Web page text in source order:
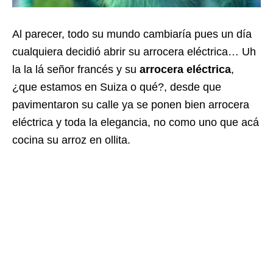
Al parecer, todo su mundo cambiaría pues un día
cualquiera decidió abrir su arrocera eléctrica… Uh
la la lá señor francés y su arrocera eléctrica,
¿que estamos en Suiza o qué?, desde que
pavimentaron su calle ya se ponen bien arrocera
eléctrica y toda la elegancia, no como uno que acá
cocina su arroz en ollita.